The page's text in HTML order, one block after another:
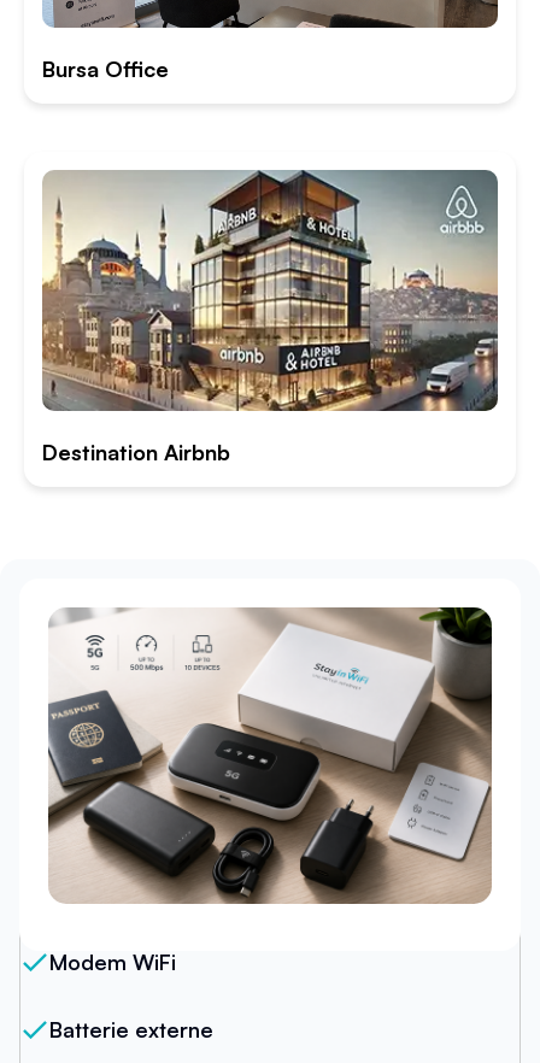
Bursa Office
Destination Airbnb
Notre forfait
Modem WiFi
Batterie externe